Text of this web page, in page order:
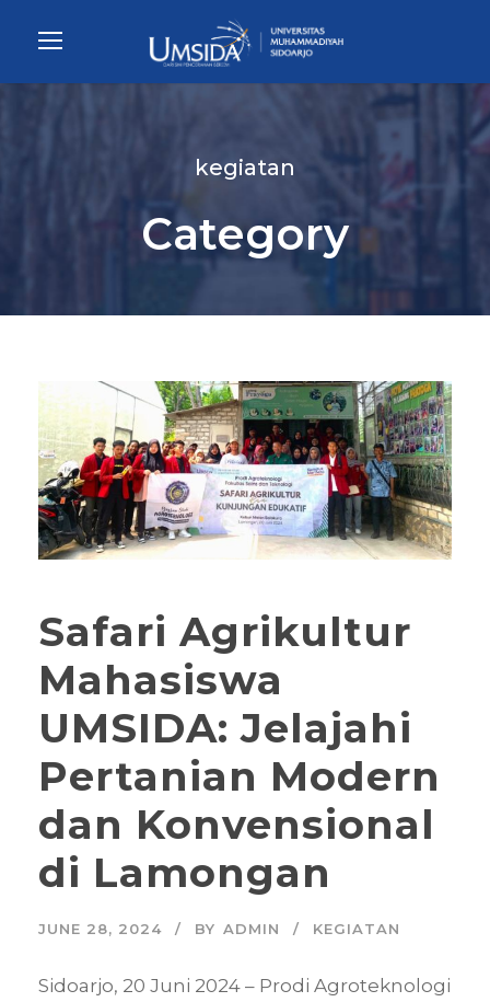
kegiatan
Category
Safari Agrikultur
Mahasiswa
UMSIDA: Jelajahi
Pertanian Modern
dan Konvensional
di Lamongan
JUNE 28, 2024 BY ADMIN KEGIATAN
Sidoarjo, 20 Juni 2024 – Prodi Agroteknologi